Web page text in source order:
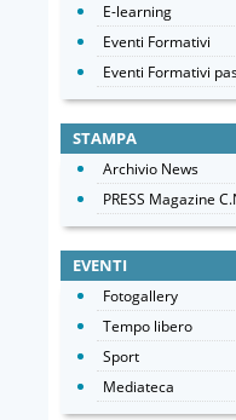
E-learning
Eventi Formativi
Eventi Formativi
STAMPA
Archivio News
PRESS Magazine
EVENTI
Fotogallery
Tempo libero
Sport
Mediateca